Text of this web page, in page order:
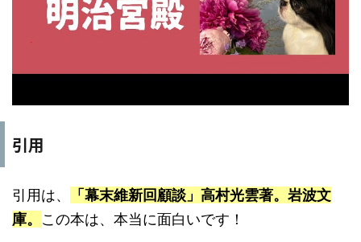
引用
引用は、
「幕末維新回顧談」高村光雲著。岩波文
庫。 この本は、本当に面白いです！